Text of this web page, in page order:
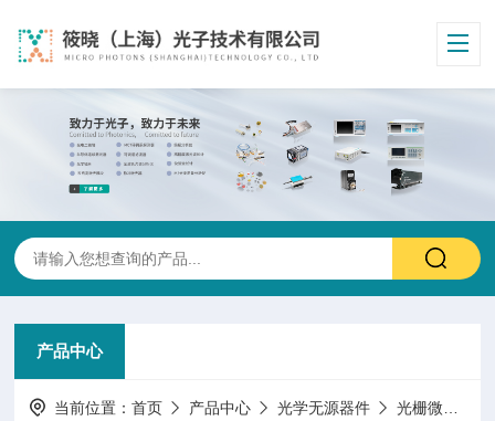
产品中心
当前位置：首页 产品中心 光学无源器件 光栅微透镜阵列色散匀化片